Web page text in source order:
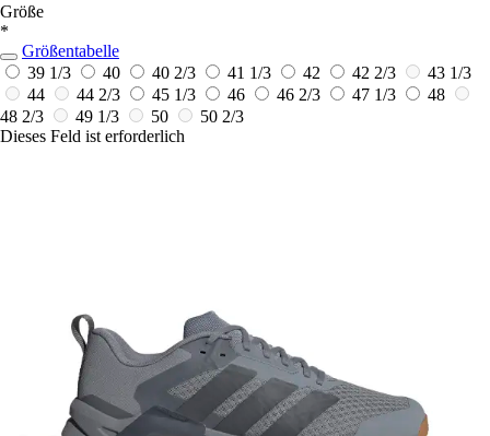
Größe
*
Größentabelle
39 1/3
40 40 2/3 41 1/3 42 42 2/3
43 1/3
44
44 2/3 45 1/3 46 46 2/3 47 1/3
48
48 2/3
49 1/3 50
50 2/3
Dieses Feld ist erforderlich